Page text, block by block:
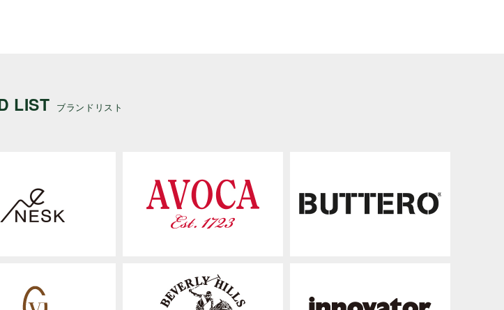
LIST ブランドリスト